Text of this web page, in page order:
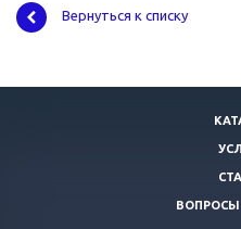
Вернуться к списку